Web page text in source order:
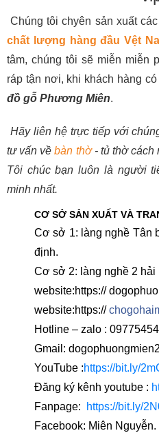
Chúng tôi chyên sản xuất
chất lượng hàng đầu Vệt
tâm, chúng tôi sẽ miễn miễn
ráp tận nơi, khi khách hàng
đồ gỗ Phương Miên.
Hãy liên hệ trực tiếp với
tư vấn về bàn thờ- tủ thờ cách
Tôi chúc bạn luôn là người
minh nhất.
CƠ SỞ SẢN XUẤT VÀ
Cơ sở 1: làng nghề Tân
định.
Cơ sở 2: làng nghề 2 hải
website:https://
website:https://
Hotline – zalo :
Gmail:
YouTube :https://bit.ly/
Đăng ký kênh youtube :
Fanpage:
https://bit.ly/
Facebook: Miên Nguyễn.